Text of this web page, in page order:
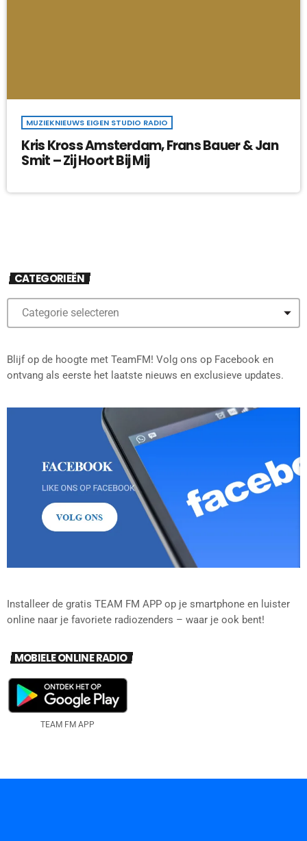
MUZIEKNIEUWS EIGEN STUDIO RADIO
Kris Kross Amsterdam, Frans Bauer & Jan
Smit – Zij Hoort Bij Mij
CATEGORIEËN
Blijf op de hoogte met TeamFM! Volg ons op Facebook en
ontvang als eerste het laatste nieuws en exclusieve updates.
Installeer de gratis TEAM FM APP op je smartphone en luister
online naar je favoriete radiozenders – waar je ook bent!
MOBIELE ONLINE RADIO
TEAM FM APP